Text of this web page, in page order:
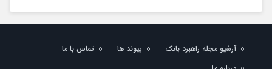
1 روز قبل
هشتمین عرضه اولیه فرابورس در سال ۱۴۰۵ / جزئیات
عرضه سهام اعلام شد
لیست قیمت اجاره مسکن در یوسف‌آباد | رهن و
اجاره آپارتمان در این منطقه چقدر بودجه نیاز دارد؟ + جدول
آرشیو مجله راهبرد بانک پیوند ها
تماس با ما